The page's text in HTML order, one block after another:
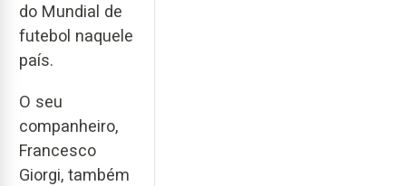
do Mundial de
futebol naquele
país.
O seu
companheiro,
Francesco
Giorgi, também